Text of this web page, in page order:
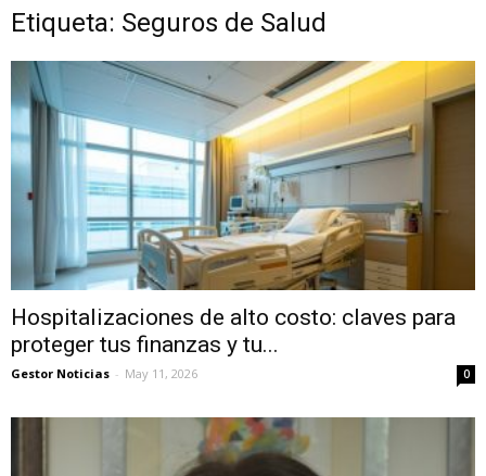
Etiqueta: Seguros de Salud
Hospitalizaciones de alto costo: claves para
proteger tus finanzas y tu...
Gestor Noticias - May 11, 2026 0